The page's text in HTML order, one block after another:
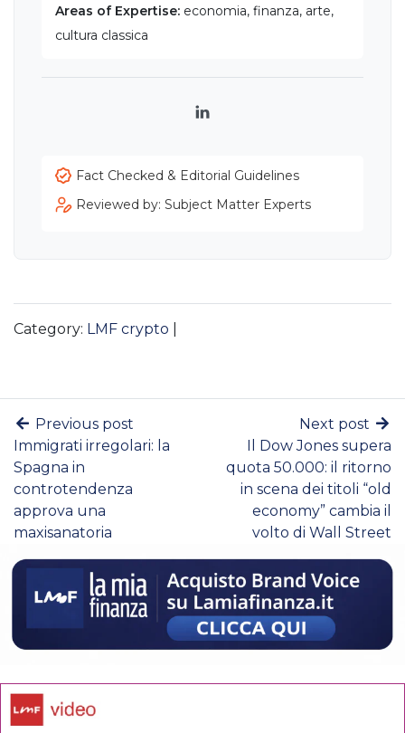
Areas of Expertise: economia, finanza, arte,
cultura classica
LinkedIn
Fact Checked & Editorial Guidelines
Reviewed by: Subject Matter Experts
Category: LMF crypto
Previous post
Immigrati irregolari: la
Spagna in
controtendenza
approva una
maxisanatoria
Next post
Il Dow Jones supera
quota 50.000: il ritorno
in scena dei titoli “old
economy” cambia il
volto di Wall Street